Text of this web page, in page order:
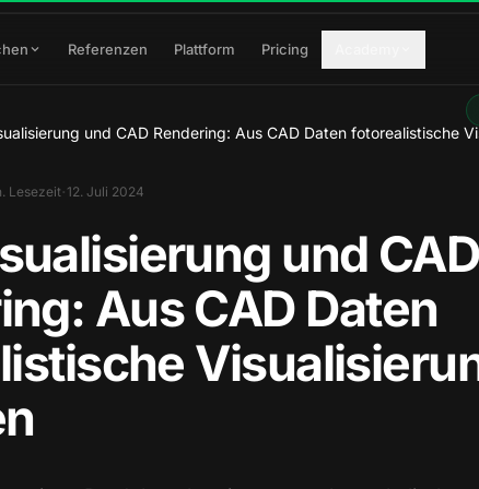
Referenzen Plattform Pricing
und CAD Rendering: Aus CAD Daten fotorealistische
Lesezeit· 12. Juli 2024
und CAD
Aus CAD Daten